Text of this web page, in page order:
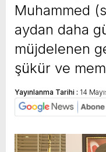
Muhammed
aydan daha
müjdelenen
şükür ve
Yayınlanma Tarihi : 14